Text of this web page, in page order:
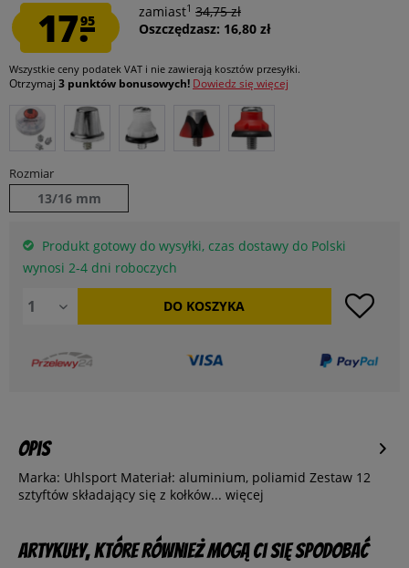
17.95
zamiast1 34,75 zł
Oszczędzasz: 16,80 zł
Wszystkie ceny podatek VAT i nie zawierają kosztów przesyłki.
Otrzymaj 3 punktów bonusowych! Dowiedz się więcej
Rozmiar
13/16 mm
Produkt gotowy do wysyłki, czas dostawy do Polski
wynosi 2-4 dni roboczych
DO KOSZYKA
Opis
Marka: Uhlsport Materiał: aluminium, poliamid Zestaw 12
sztyftów składający się z kołków... więcej
Artykuły, które również mogą Ci się spodobać